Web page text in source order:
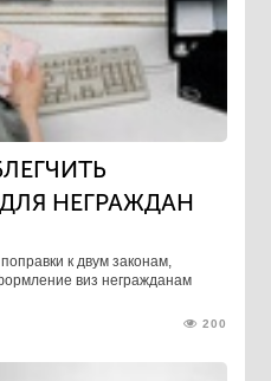
НЕГРАЖДАН
к двум законам,
виз негражданам
200